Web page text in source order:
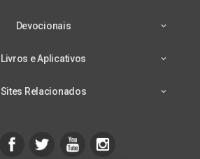
Devocionais
Livros e Aplicativos
Sites Relacionados